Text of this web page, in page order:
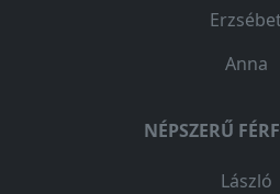
Anna
NÉPSZERŰ
László